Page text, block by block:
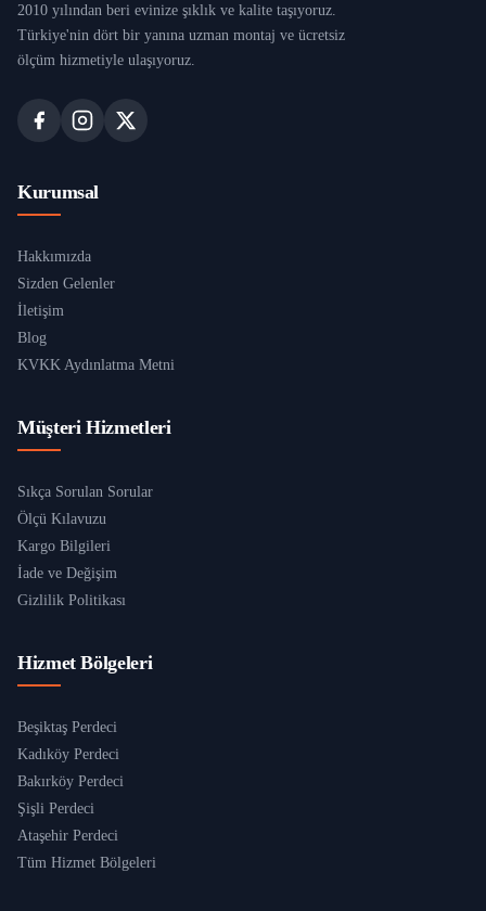
2010 yılından beri evinize şıklık ve kalite taşıyoruz.
Türkiye'nin dört bir yanına uzman montaj ve ücretsiz
ölçüm hizmetiyle ulaşıyoruz.
Kurumsal
Hakkımızda
Sizden Gelenler
İletişim
Blog
KVKK Aydınlatma Metni
Müşteri Hizmetleri
Sıkça Sorulan Sorular
Ölçü Kılavuzu
Kargo Bilgileri
İade ve Değişim
Gizlilik Politikası
Hizmet Bölgeleri
Beşiktaş Perdeci
Kadıköy Perdeci
Bakırköy Perdeci
Şişli Perdeci
Ataşehir Perdeci
Tüm Hizmet Bölgeleri